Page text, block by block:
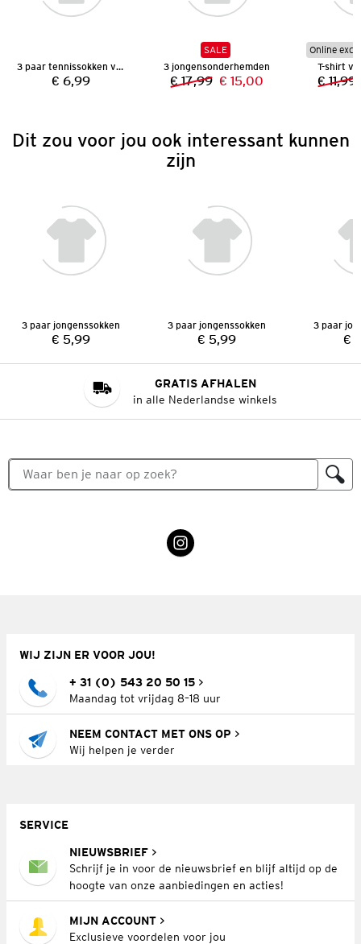
3 paar tennissokken voor jongens
Prijs:
€ 6,99
SALE
3 jongensonderhemden
Vorige prijs:
€ 17,99 Nieuwe prijs:
€ 15,00
Online
T-shirt
€ 11,99
Dit zou voor jou ook interessant kunnen
zijn
3 paar jongenssokken
Prijs:
€ 5,99
3 paar jongenssokken
Prijs:
€ 5,99
3 paar
€
GRATIS AFHALEN
in alle Nederlandse winkels
WIJ ZIJN ER VOOR JOU!
+ 31 (0) 543 20 50 15
Maandag tot vrijdag 8–18 uur
NEEM CONTACT MET ONS OP
Wij helpen je verder
SERVICE
NIEUWSBRIEF
Schrijf je in voor de nieuwsbrief en blijf altijd op de
hoogte van onze aanbiedingen en acties!
MIJN ACCOUNT
Exclusieve voordelen voor jou